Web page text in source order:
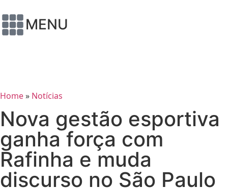
MENU
Home» Notícias
Nova gestão esportiva
ganha força com
Rafinha e muda
discurso no São Paulo